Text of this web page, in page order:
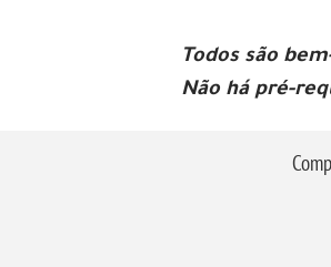
Todos são
Não há pré-